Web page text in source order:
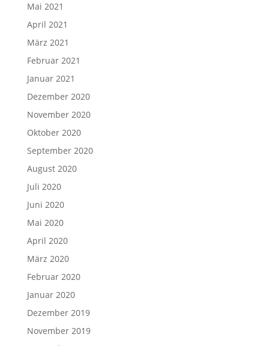
Mai 2021
April 2021
März 2021
Februar 2021
Januar 2021
Dezember 2020
November 2020
Oktober 2020
September 2020
August 2020
Juli 2020
Juni 2020
Mai 2020
April 2020
März 2020
Februar 2020
Januar 2020
Dezember 2019
November 2019